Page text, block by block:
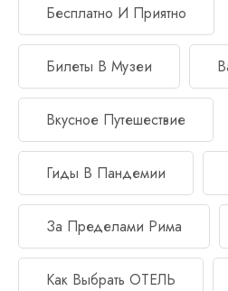
Бесплатно И Приятно
Билеты В Музеи
Вкусное Путешествие
Гиды В Пандемии
За Пределами Рима
Как Выбрать ОТЕЛЬ